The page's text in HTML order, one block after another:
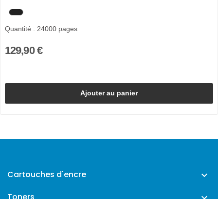
Quantité : 24000 pages
129,90 €
Ajouter au panier
Cartouches d'encre 
Toners